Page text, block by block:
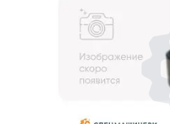
3D тур по производству
3D тур по складам
sksale@skdst.ru